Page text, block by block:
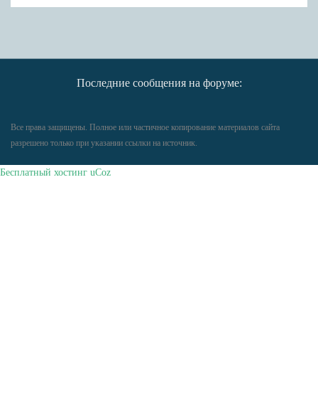
Последние сообщения на форуме:
Все права защищены. Полное или частичное копирование материалов сайта
разрешено только при указании ссылки на источник.
Бесплатный хостинг uCoz